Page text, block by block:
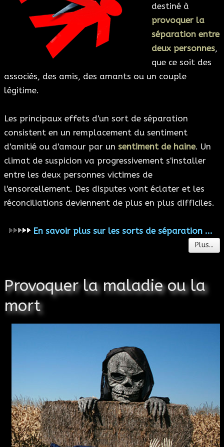
destiné à
provoquer la
séparation entre
deux personnes,
que ce soit des
associés, des amis, des amants ou un couple
légitime.
Les principaux effets d'un sort de séparation
consistent en un remplacement du sentiment
d'amitié ou d'amour par un sentiment de haine. Un
climat de suspicion va progressivement s'installer
entre les deux personnes victimes de
l'ensorcellement. Des disputes vont éclater et les
réconciliations deviennent de plus en plus difficiles.
En savoir plus sur les sorts de séparation ...
Plus...
Provoquer la maladie ou la
mort